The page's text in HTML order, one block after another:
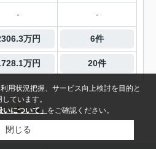
- -
万円 6件
万円 20件
1
用状況把握、サービス向上検討を目的と
ています。
いについて」 をご確認ください。
閉じる